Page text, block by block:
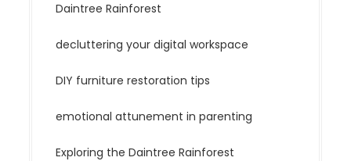
Daintree Rainforest
decluttering your digital workspace
DIY furniture restoration tips
emotional attunement in parenting
Exploring the Daintree Rainforest